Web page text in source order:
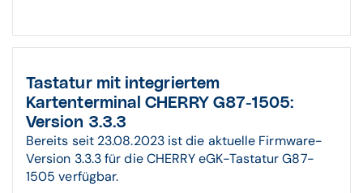
Tastatur mit integriertem
Kartenterminal CHERRY G87-1505:
Version 3.3.3
Bereits seit 23.08.2023 ist die aktuelle Firmware-
Version 3.3.3 für die CHERRY eGK-Tastatur G87-
1505 verfügbar.